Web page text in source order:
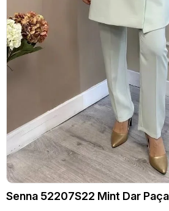
Senna 52207S22 Mint Dar